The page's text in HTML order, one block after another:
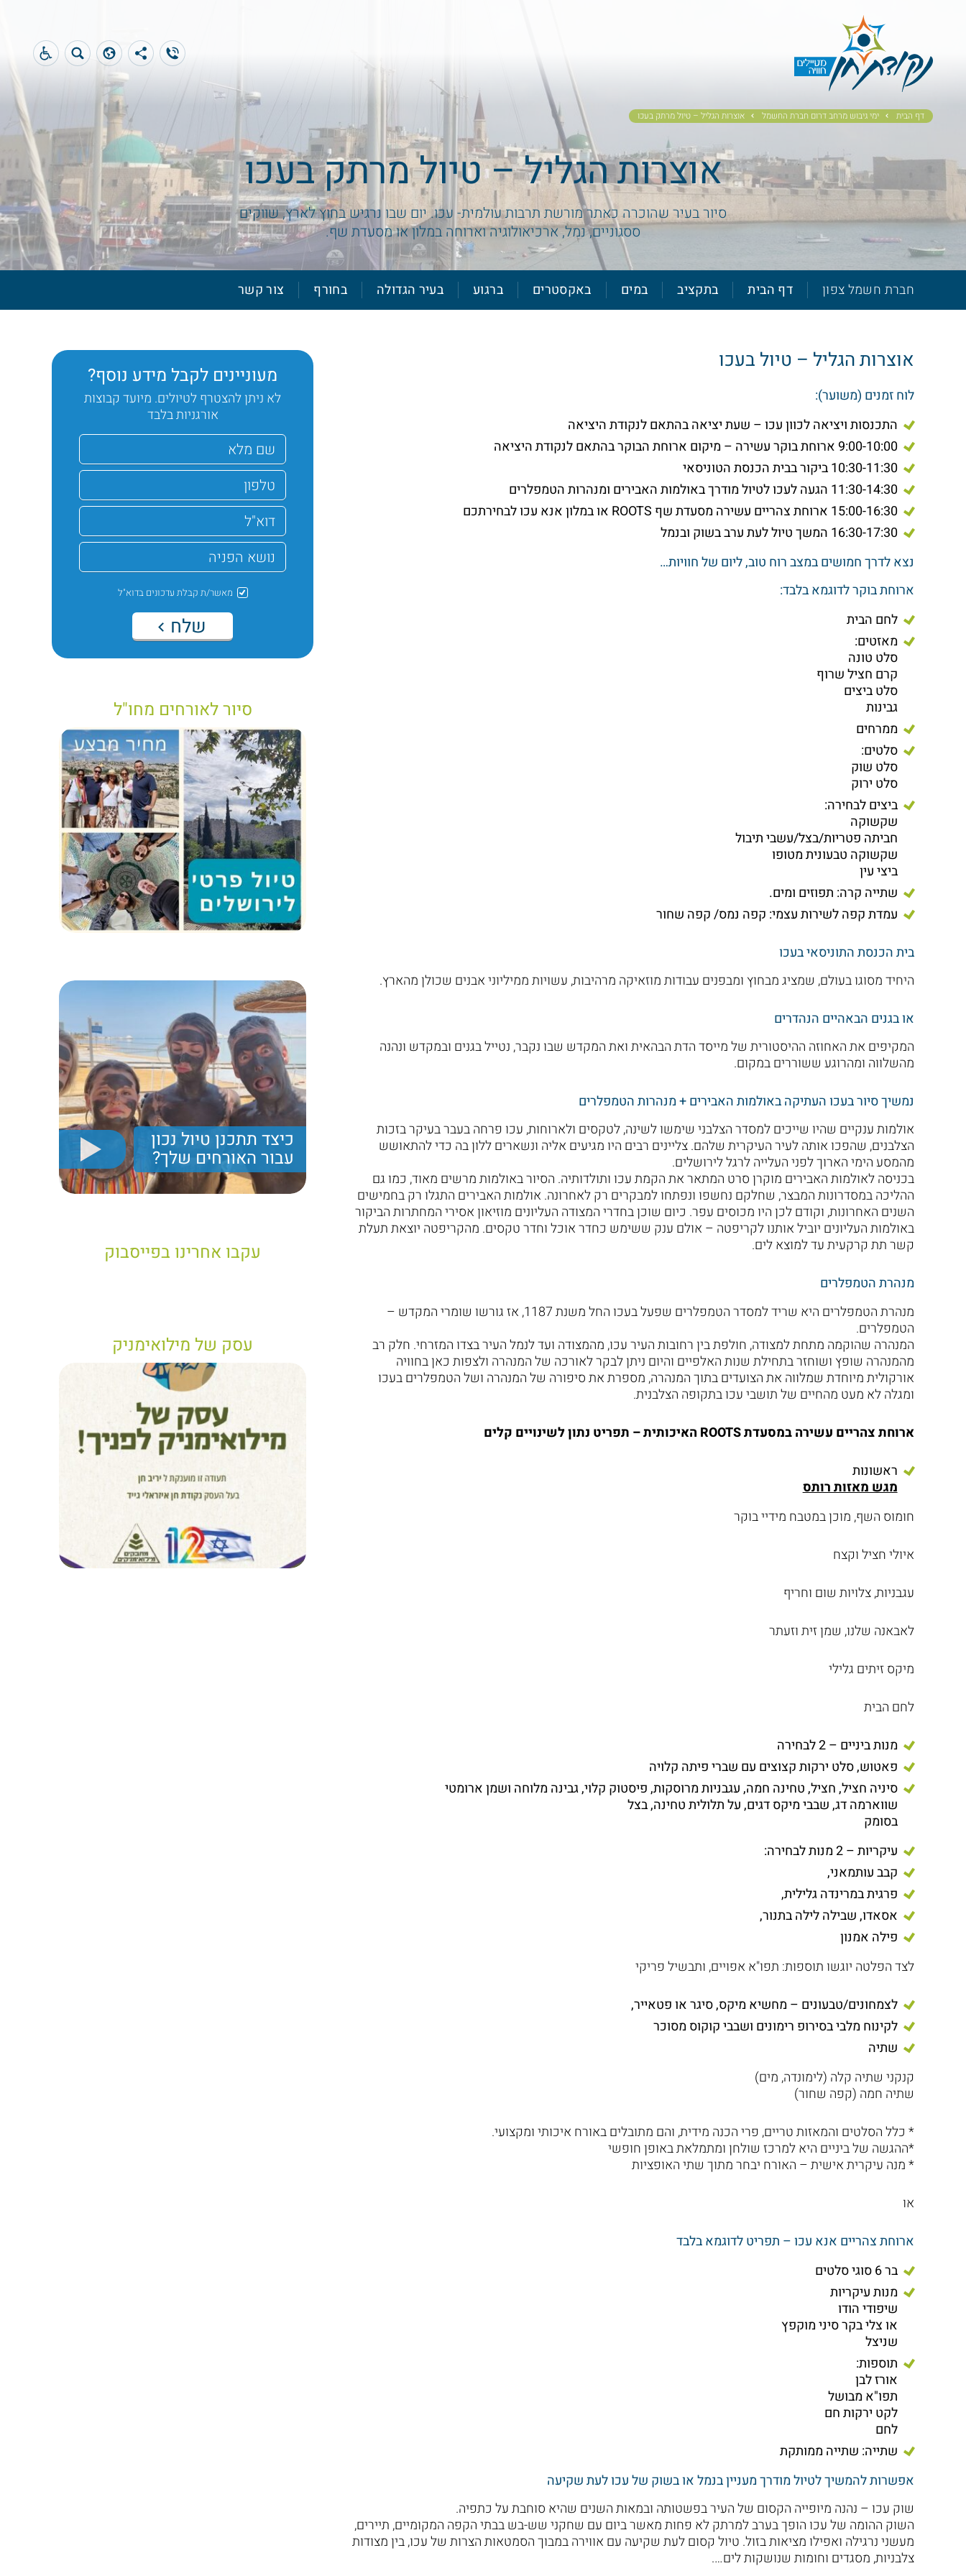
דף הבית ימי גיבוש מרחב דרום חברת החשמל אוצרות הגליל – טיול מרתק בעכו
אוצרות הגליל – טיול מרתק בעכו
סיור בעיר שהוכרה כאתר מורשת תרבות עולמית- עכו. יום שבו נרגיש בחוץ לארץ, שווקים
ססגוניים, נמל, ארכיאולוגיה וארוחה במלון או מסעדת שף.
חברת חשמל צפון דף הבית בתקציב במים באקסטרים ברגוע בעיר הגדולה בחורף צור קשר
אוצרות הגליל – טיול בעכו
לוח זמנים (משוער):
התכנסות ויציאה לכוון עכו – שעת יציאה בהתאם לנקודת היציאה
9:00-10:00 ארוחת בוקר עשירה – מיקום ארוחת הבוקר בהתאם לנקודת היציאה
10:30-11:30 ביקור בבית הכנסת הטוניסאי
11:30-14:30 הגעה לעכו לטיול מודרך באולמות האבירים ומנהרות הטמפלרים
15:00-16:30 ארוחת צהריים עשירה מסעדת שף ROOTS או במלון אנא עכו לבחירתכם
16:30-17:30 המשך טיול לעת ערב בשוק ובנמל
נצא לדרך חמושים במצב רוח טוב, ליום של חוויות…
ארוחת בוקר לדוגמא בלבד:
לחם הבית
מאזטים:
סלט טונה
קרם חציל שרוף
סלט ביצים
גבינות
ממרחים
סלטים:
סלט שוק
סלט ירוק
ביצים לבחירה:
שקשוקה
חביתה פטריות/בצל/עשבי תיבול
שקשוקה טבעונית מטופו
ביצי עין
שתייה קרה: תפוזים ומים.
עמדת קפה לשירות עצמי: קפה נמס/ קפה שחור
בית הכנסת התוניסאי בעכו
היחיד מסוגו בעולם, שמציג מבחוץ ומבפנים עבודות מוזאיקה מרהיבות, עשויות ממיליוני אבנים שכולן מהארץ.
או בגנים הבאהיים הנהדרים
המקיפים את האחוזה ההיסטורית של מייסד הדת הבהאית ואת המקדש שבו נקבר, נטייל בגנים ובמקדש ונהנה
מהשלווה ומהרוגע ששוררים במקום.
נמשיך סיור בעכו העתיקה באולמות האבירים + מנהרות הטמפלרים
אולמות ענקיים שהיו שייכים למסדר הצלבני שימשו לשינה, לטקסים ולארוחות, עכו פרחה בעבר בעיקר בזכות
הצלבנים, שהפכו אותה לעיר העיקרית שלהם. צליינים רבים היו מגיעים אליה ונשארים ללון בה כדי להתאושש
מהמסע הימי הארוך לפני העלייה לרגל לירושלים.
בכניסה לאולמות האבירים מוקרן סרט המתאר את הקמת עכו ותולדותיה. הסיור באולמות מרשים מאוד, כמו גם
ההליכה במסדרונות המבצר, שחלקם נחשפו ונפתחו למבקרים רק לאחרונה. אולמות האבירים התגלו רק בחמישים
השנים האחרונות, וקודם לכן היו מכוסים עפר. כיום שוכן בחדרי המצודה העליונים מוזיאון אסירי המחתרות הביקור
באולמות העליונים יוביל אותנו לקריפטה – אולם ענק ששימש כחדר אוכל וחדר טקסים. מהקריפטה יוצאת תעלת
קשר תת קרקעית עד למוצא לים.
מנהרת הטמפלרים
מנהרת הטמפלרים היא שריד למסדר הטמפלרים שפעל בעכו החל משנת 1187, אז גורשו שומרי המקדש –
הטמפלרים.
המנהרה שהוקמה מתחת למצודה, חולפת בין רחובות העיר עכו, מהמצודה ועד לנמל העיר בצדו המזרחי. חלק רב
מהמנהרה שופץ ושוחזר בתחילת שנות האלפיים והיום ניתן לבקר לאורכה של המנהרה ולצפות כאן בחוויה
אורקולית מיוחדת שמלווה את הצועדים בתוך המנהרה, מספרת את סיפורה של המנהרה ושל הטמפלרים בעכו
ומגלה לא מעט מהחיים של תושבי עכו בתקופה הצלבנית.
ארוחת צהריים עשירה במסעדת
האיכותית – תפריט נתון לשינויים קלים
ראשונות
מגש מאזות רותס
חומוס השף, מוכן במטבח מידיי בוקר
איולי חציל וקצח
עגבניות, צלויות שום וחריף
לאבאנה שלנו, שמן זית וזעתר
מיקס זיתים גלילי
לחם הבית
מנות ביניים – 2 לבחירה
פאטוש, סלט ירקות קצוצים עם שברי פיתה קלויה
סיניה חציל, חציל, טחינה חמה, עגבניות מרוסקות, פיסטוק קלוי, גבינה מלוחה ושמן ארומטי
שווארמה דג, שבבי מיקס דגים, על תלולית טחינה, בצל
בסומק
עיקריות – 2 מנות לבחירה:
קבב עותמאני,
פרגית במרינדה גלילית,
אסאדו, שבילה לילה בתנור,
פילה אמנון
לצד הפלטה יוגשו תוספות: תפו"א אפויים, ותבשיל פריקי
לצמחונים/טבעונים – מחשיא מיקס, סיגר או פטאייר,
לקינוח מלבי בסירופ רימונים ושבבי קוקוס מסוכר
שתיה
קנקני שתיה קלה (לימונדה, מים)
שתיה חמה (קפה שחור)
* כלל הסלטים והמאזות טריים, פרי הכנה מידית, והם מתובלים באורח איכותי ומקצועי.
*ההגשה של ביניים היא למרכז שולחן ומתמלאת באופן חופשי
* מנה עיקרית אישית – האורח יבחר מתוך שתי האופציות
או
ארוחת צהריים אנא עכו – תפריט לדוגמא בלבד
בר 6 סוגי סלטים
מנות עיקריות
שיפודי הודו
או צלי בקר סיני מוקפץ
שניצל
תוספות:
אורז לבן
תפו"א מבושל
לקט ירקות חם
לחם
שתייה: שתייה ממותקת
אפשרות להמשיך לטיול מודרך מעניין בנמל או בשוק של עכו לעת שקיעה
שוק עכו – נהנה מיופייה הקסום של העיר בפשטותה ובמאות השנים שהיא סוחבת על כתפיה.
השוק ההומה של עכו הופך בערב למרתק לא פחות מאשר ביום עם שחקני שש-בש בבתי הקפה המקומיים, תיירים,
מעשני נרגילה ואפילו מציאות בזול. טיול קסום לעת שקיעה עם אווירה במבוך הסמטאות הצרות של עכו, בין מצודות
צלבניות, מסגדים וחומות שנושקות לים….
מעוניינים לקבל מידע נוסף?
לא ניתן להצטרף לטיולים. מיועד קבוצות
אורגניות בלבד
מאשר/ת קבלת עדכונים בדוא"ל
שלח
סיור לאורחים מחו"ל
כיצד תתכנן טיול נכון
עבור האורחים שלך?
יריב חן, מציג את הקווים המנחים לבניית טיול נכון עבור
תיירים בישראל
עקבו אחרינו בפייסבוק
עסק של מילואימניק